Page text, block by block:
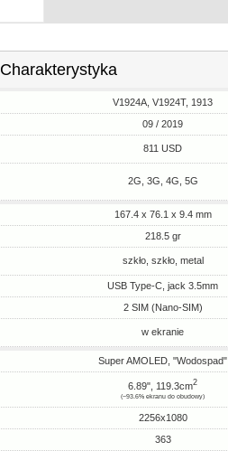
Charakterystyka
V1924A, V1924T, 1913
09 / 2019
811 USD
2G, 3G, 4G, 5G
167.4 x 76.1 x 9.4 mm
218.5 gr
szkło, szkło, metal
USB Type-C, jack 3.5mm
2 SIM (Nano-SIM)
w ekranie
Super AMOLED, "Wodospad"
6.89", 119.3cm2
(~93.6% ekranu do obudowy)
2256x1080
363